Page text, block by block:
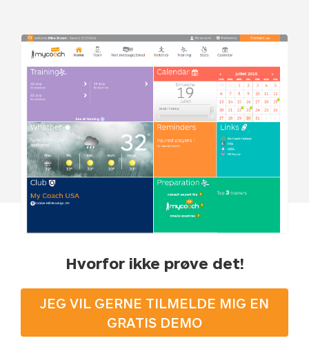
Hvorfor ikke prøve det!
JEG VIL GERNE TILMELDE MIG EN
GRATIS DEMO